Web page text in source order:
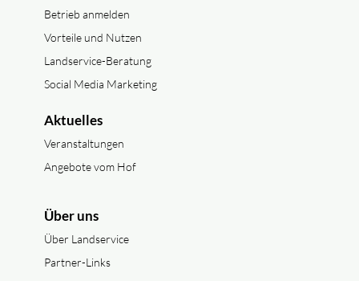
Betrieb anmelden
Vorteile und Nutzen
Landservice-Beratung
Social Media Marketing
Aktuelles
Veranstaltungen
Angebote vom Hof
Über uns
Über Landservice
Partner-Links